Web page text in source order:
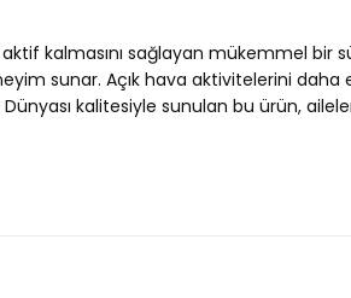
kalmasını sağlayan mükemmel bir
sunar. Açık hava aktivitelerini
kalitesiyle sunulan bu ürün,